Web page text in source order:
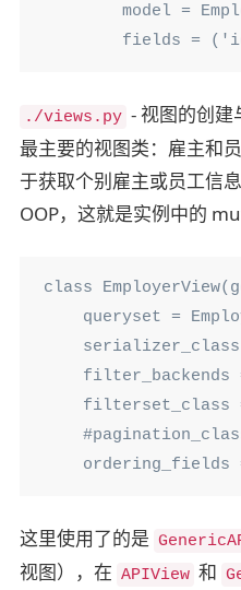
model =
fields =
./views.py - 视图的创建
最主要的视图类：雇主和
于获取个别雇主或员工信
OOP，这就是实例中的
class
queryset =
filter_backends
filterset_class
#pagination_class
ordering_fields
这里使用了的是
视图），在 APIView 和